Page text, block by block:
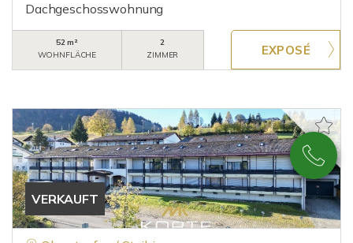
Dachgeschosswohnung
52 m²
WOHNFLÄCHE
2
ZIMMER
VERKAUFT